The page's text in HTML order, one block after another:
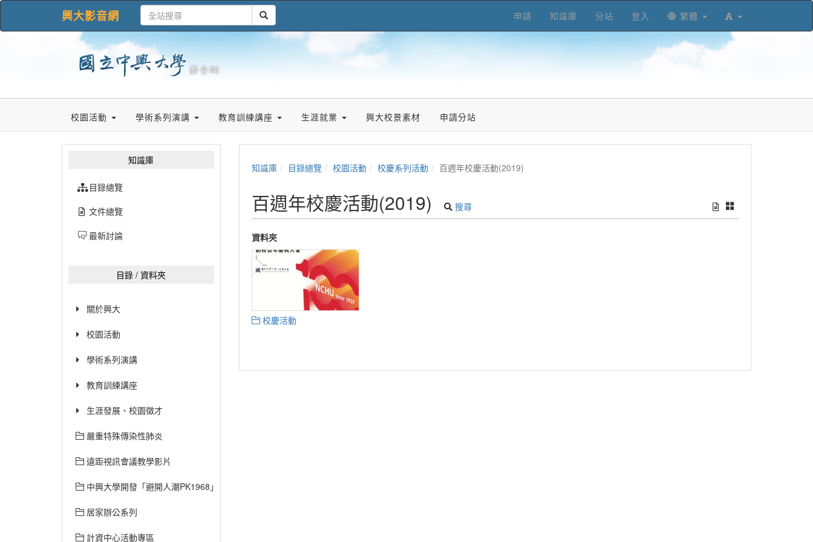
興大影音網 申請 知識庫 分站 登入 繁體
校園活動 學術系列演講 教育訓練講座 生涯就業 興大校景素材 申請分站
知識庫
目錄總覽
文件總覽
最新討論
目錄 / 資料夾
關於興大
校園活動
學術系列演講
教育訓練講座
生涯發展、校園徵才
嚴重特殊傳染性肺炎
遠距視訊會議教學影片
中興大學開發「避開人潮PK1968」網站已經上線囉~
居家辦公系列
計資中心活動專區
知識庫 目錄總覽 校園活動 校慶系列活動 百週年校慶活動(2019)
百週年校慶活動(2019) 搜尋
資料夾
校慶活動